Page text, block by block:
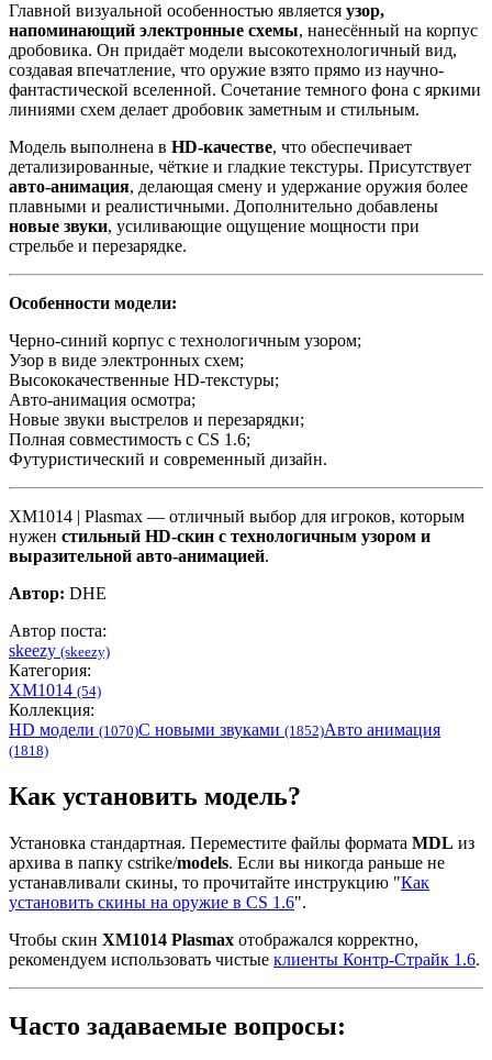
Главной визуальной особенностью является узор,
напоминающий электронные схемы, нанесённый на корпус
дробовика. Он придаёт модели высокотехнологичный вид,
создавая впечатление, что оружие взято прямо из научно-
фантастической вселенной. Сочетание темного фона с яркими
линиями схем делает дробовик заметным и стильным.
Модель выполнена в HD-качестве, что обеспечивает
детализированные, чёткие и гладкие текстуры. Присутствует
авто-анимация, делающая смену и удержание оружия более
плавными и реалистичными. Дополнительно добавлены
новые звуки, усиливающие ощущение мощности при
стрельбе и перезарядке.
Особенности модели:
Черно-синий корпус с технологичным узором;
Узор в виде электронных схем;
Высококачественные HD-текстуры;
Авто-анимация осмотра;
Новые звуки выстрелов и перезарядки;
Полная совместимость с CS 1.6;
Футуристический и современный дизайн.
XM1014 | Plasmax — отличный выбор для игроков, которым
нужен стильный HD-скин с технологичным узором и
выразительной авто-анимацией.
Автор: DHE
Автор поста:
skeezy (skeezy)
Категория:
XM1014 (54)
Коллекция:
HD модели (1070)С новыми звуками (1852)Авто анимация
(1818)
Как установить модель?
Установка стандартная. Переместите файлы формата MDL из
архива в папку cstrike/models. Если вы никогда раньше не
устанавливали скины, то прочитайте инструкцию "Как
установить скины на оружие в CS 1.6".
Чтобы скин XM1014 Plasmax отображался корректно,
рекомендуем использовать чистые клиенты Контр-Страйк 1.6.
Часто задаваемые вопросы: